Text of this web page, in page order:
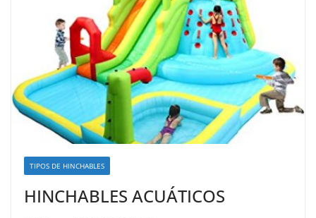
TIPOS DE HINCHABLES
HINCHABLES ACUÁTICOS